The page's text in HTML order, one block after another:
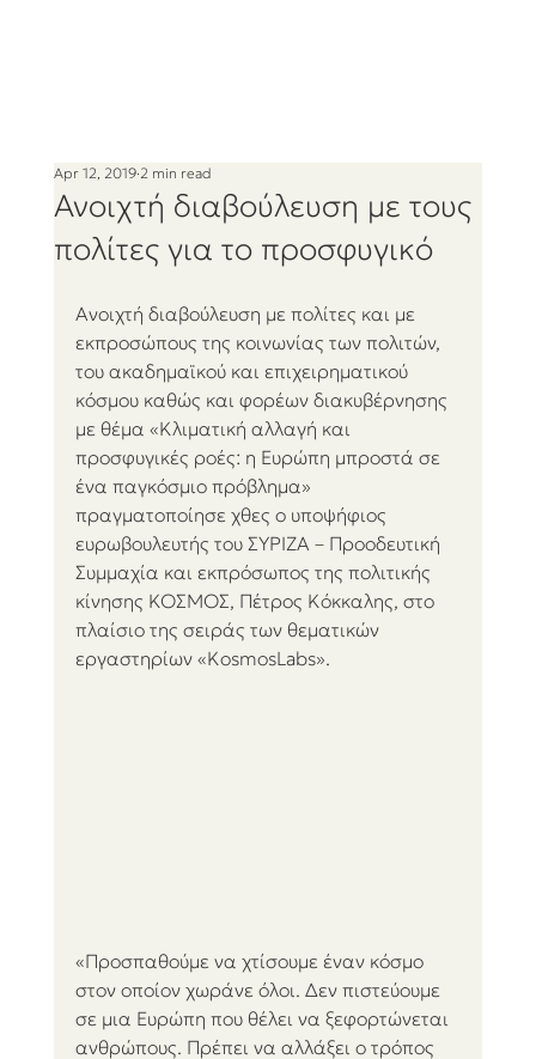
Ανοιχτή διαβούλευση με τους
πολίτες για το προσφυγικό
Apr 12, 2019 2 min read
Ανοιχτή διαβούλευση με πολίτες και με
εκπροσώπους της κοινωνίας των πολιτών,
του ακαδημαϊκού και επιχειρηματικού
κόσμου καθώς και φορέων διακυβέρνησης
με θέμα «Κλιματική αλλαγή και
προσφυγικές ροές: η Ευρώπη μπροστά σε
ένα παγκόσμιο πρόβλημα»
πραγματοποίησε χθες ο υποψήφιος
ευρωβουλευτής του ΣΥΡΙΖΑ – Προοδευτική
Συμμαχία και εκπρόσωπος της πολιτικής
κίνησης ΚΟΣΜΟΣ, Πέτρος Κόκκαλης, στο
πλαίσιο της σειράς των θεματικών
εργαστηρίων «KosmosLabs».
«Προσπαθούμε να χτίσουμε έναν κόσμο
στον οποίον χωράνε όλοι. Δεν πιστεύουμε
σε μια Ευρώπη που θέλει να ξεφορτώνεται
ανθρώπους. Πρέπει να αλλάξει ο τρόπος